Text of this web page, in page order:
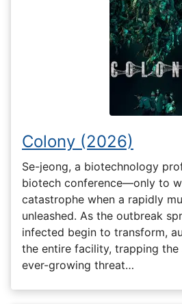
Colony (2026)
Se-jeong, a biotechnology
biotech conference—only to
catastrophe when a rapidly
unleashed. As the outbreak
infected begin to transform,
the entire facility, trapping
ever-growing threat…